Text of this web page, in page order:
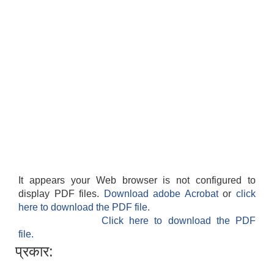
It appears your Web browser is not configured to
display PDF files.
Download adobe Acrobatorclick
here to download the PDF file.
Click here to download the PDF
file.
प्रकार: